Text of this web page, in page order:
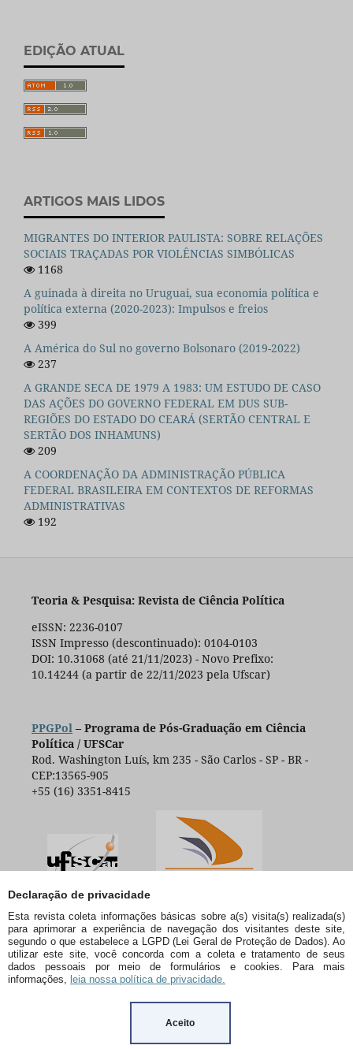
Declaração de privacidade
Esta revista coleta informações básicas sobre a(s) visita(s) realizada(s)
para aprimorar a experiência de navegação dos visitantes deste site,
segundo o que estabelece a LGPD (Lei Geral de Proteção de Dados). Ao
utilizar este site, você concorda com a coleta e tratamento de seus
dados pessoais por meio de formulários e cookies. Para mais
informações, leia nossa política de privacidade.
Aceito
EDIÇÃO ATUAL
ARTIGOS MAIS LIDOS
MIGRANTES DO INTERIOR PAULISTA: SOBRE RELAÇÕES
SOCIAIS TRAÇADAS POR VIOLÊNCIAS SIMBÓLICAS
1168
A guinada à direita no Uruguai, sua economia política e
política externa (2020-2023): Impulsos e freios
399
A América do Sul no governo Bolsonaro (2019-2022)
237
A GRANDE SECA DE 1979 A 1983: UM ESTUDO DE CASO
DAS AÇÕES DO GOVERNO FEDERAL EM DUS SUB-
REGIÕES DO ESTADO DO CEARÁ (SERTÃO CENTRAL E
SERTÃO DOS INHAMUNS)
209
A COORDENAÇÃO DA ADMINISTRAÇÃO PÚBLICA
FEDERAL BRASILEIRA EM CONTEXTOS DE REFORMAS
ADMINISTRATIVAS
192
Teoria & Pesquisa: Revista de Ciência Política
eISSN: 2236-0107
ISSN Impresso (descontinuado): 0104-0103
DOI: 10.31068 (até 21/11/2023) - Novo Prefixo:
10.14244 (a partir de 22/11/2023 pela Ufscar)
PPGPol– Programa de Pós-Graduação em Ciência
Política / UFSCar
Rod. Washington Luís, km 235 - São Carlos - SP - BR -
CEP:13565-905
+55 (16) 3351-8415